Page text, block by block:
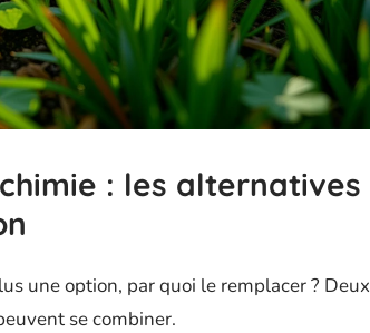
: les alternatives
une option, par quoi le remplacer ? Deux
se combiner.